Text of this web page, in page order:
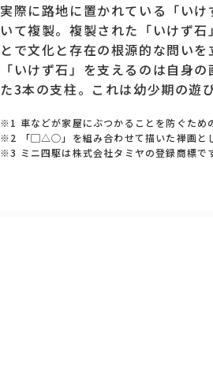
実際に路地に置かれている「い
いて複製。複製された「いけず
とで文化と存在の根源的な問いを
「いけず石」を支えるのは自身
た3本の支柱。これは幼少期の遊
※1 車などが家屋にぶつかることを防ぐため
※2 「▢△◯」を組み合わせて描いた禅画とし
※3 ミニ四駆は株式会社タミヤの登録商標です